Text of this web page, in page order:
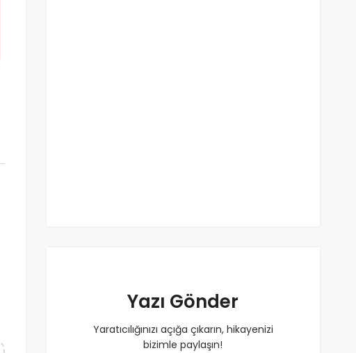
Yazı Gönder
Yaratıcılığınızı açığa çıkarın, hikayenizi
bizimle paylaşın!